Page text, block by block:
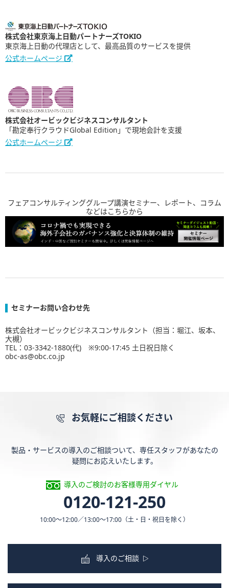
株式会社東京海上日動パートナーズTOKIO
東京海上日動の代理店として、最高品質のサービスを提供
公式ホームページ
株式会社オービックビジネスコンサルタント
「勘定奉行クラウドGlobal Edition」で現地会計を支援
公式ホームページ
フェアコンサルティンググループ講演セミナー、レポート、コラム
などはこちらから
セミナーお問い合わせ先
株式会社オービックビジネスコンサルタント（担当：堀江、坂本、
大槻）
TEL：03-3342-1880(代) ※9:00-17:45 土日祝日除く
obc-as@obc.co.jp
お気軽にご相談ください
製品・サービスの導入のご相談ついて、専任スタッフがあなたの
疑問にお応えいたします。
導入のご検討のお客様専用ダイヤル
0120-121-250
10:00〜12:00／13:00〜17:00 （土・日・祝日を除く）
導入のご相談